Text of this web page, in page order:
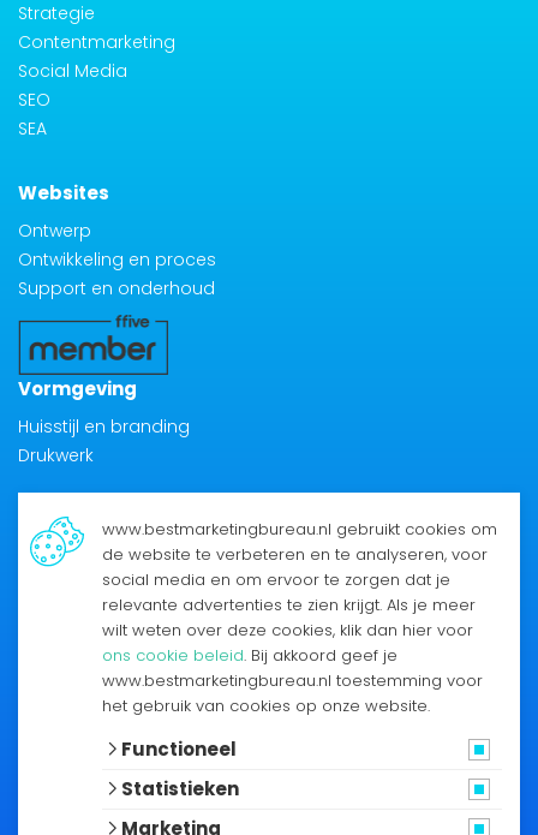
Strategie
Contentmarketing
Social Media
SEO
SEA
Websites
Ontwerp
Ontwikkeling en proces
Support en onderhoud
Vormgeving
Huisstijl en branding
Drukwerk
Best Marketingbureau B.V.
2211 JT Noordwijkerhout
www.bestmarketingbureau.nl gebruikt cookies om
de website te verbeteren en te analyseren, voor
social media en om ervoor te zorgen dat je
relevante advertenties te zien krijgt. Als je meer
wilt weten over deze cookies, klik dan hier voor
ons cookie beleid. Bij akkoord geef je
www.bestmarketingbureau.nl toestemming voor
het gebruik van cookies op onze website.
Functioneel
Statistieken
Marketing